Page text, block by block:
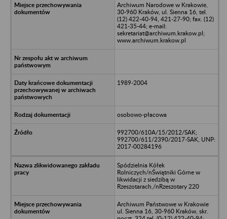
Archiwum Narodowe w Krakowie,
30-960 Kraków, ul. Sienna 16, tel.
(12) 422-40-94, 421-27-90; fax. (12)
421-35-44; e-mail:
sekretariat@archiwum.krakow.pl;
www.archiwum.krakow.pl
1989-2004
osobowo-płacowa
992700/610A/15/2012/SAK;
992700/611/2390/2017-SAK, UNP:
2017-00284196
Spódzielnia Kółek
Rolniczych/nŚwiątniki Górne w
likwidacji z siedzibą w
Rzeszotarach,/nRzeszotary 220
Archiwum Państwowe w Krakowie
ul. Sienna 16, 30-960 Kraków, skr.